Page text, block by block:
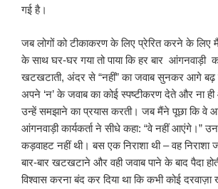
गई है।
जब लोगों को टीकाकरण के लिए प्रेरित करने के लिए मैं
के साथ घर-घर गया तो पाया कि हर बार आंगनवाड़ी
खटखटाती, अंदर से “नहीं” का जवाब सुनकर आगे बढ़
अपने ‘न’ के जवाब का कोई स्पष्टीकरण देते और ना ही
उन्हें समझाने का प्रयास करती। जब मैंने पूछा कि वे
आंगनवाड़ी कार्यकर्ता ने सीधे कहा: “वे नहीं आएंगे।”
कड़वाहट नहीं थी। बस एक निराशा थी – वह निराशा
बार-बार खटखटाने और वही जवाब पाने के बाद पैदा
विश्वास करना बंद कर दिया था कि कभी कोई